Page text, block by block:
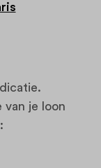
van je loon